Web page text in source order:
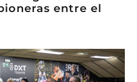
entre el